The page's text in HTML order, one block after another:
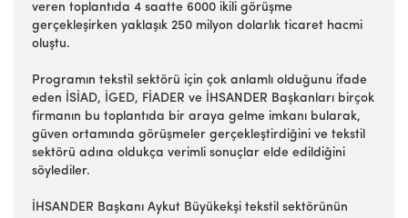
veren toplantıda 4 saatte 6000 ikili görüşme
gerçekleşirken yaklaşık 250 milyon dolarlık ticaret hacmi
oluştu.
Programın tekstil sektörü için çok anlamlı olduğunu ifade
eden İSİAD, İGED, FİADER ve İHSANDER Başkanları birçok
firmanın bu toplantıda bir araya gelme imkanı bularak,
güven ortamında görüşmeler gerçekleştirdiğini ve tekstil
sektörü adına oldukça verimli sonuçlar elde edildiğini
söylediler.
İHSANDER Başkanı Aykut Büyükekşi tekstil sektörünün